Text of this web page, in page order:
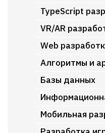
TypeScript
VR/AR
Web
Алгоритмы и
Базы данных
Мобильная